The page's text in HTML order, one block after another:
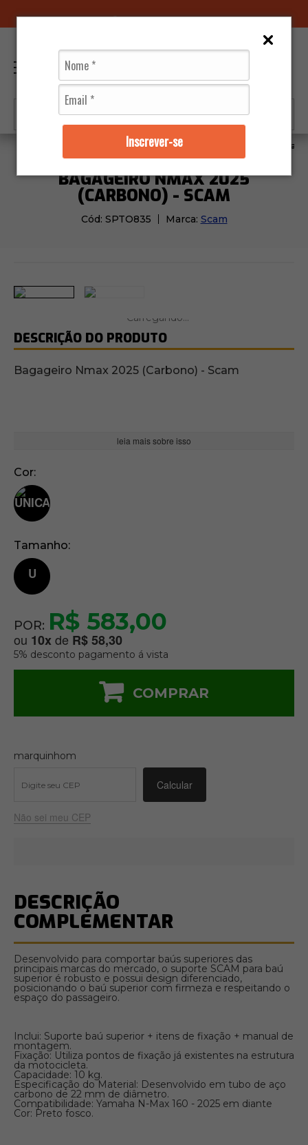
Inscrever-se
Bagageiros Bagageiro Nmax 2025
BAGAGEIRO NMAX 2025
(CARBONO) - SCAM
Cód: SPTO835 Marca: Scam
DESCRIÇÃO DO PRODUTO
Bagageiro Nmax 2025 (Carbono) - Scam
leia mais sobre isso
Cor
Tamanho
U
POR: R$ 583,00
ou 10xde R$ 58,30
5% desconto pagamento á vista
COMPRAR
marquinhom
Não sei meu CEP
DESCRIÇÃO
COMPLEMENTAR
Desenvolvido para comportar baús superiores das
principais marcas do mercado, o suporte SCAM para baú
superior é robusto e possui design diferenciado,
posicionando o baú superior com firmeza e respeitando o
espaço do passageiro.
Inclui: Suporte baú superior + itens de fixação + manual de
montagem.
Fixação: Utiliza pontos de fixação já existentes na estrutura
da motocicleta.
Capacidade: 10 kg.
Especificação do Material: Desenvolvido em tubo de aço
carbono de 22 mm de diâmetro.
Compatibilidade: Yamaha N-Max 160 - 2025 em diante
Cor: Preto fosco.